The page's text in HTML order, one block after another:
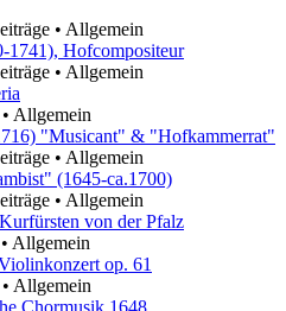
• Allgemein
1741), Hofcompositeur
• Allgemein
• Allgemein
"Musicant" & "Hofkammerrat"
• Allgemein
(1645-ca.1700)
• Allgemein
von der Pfalz
• Allgemein
op. 61
• Allgemein
Chormusik 1648